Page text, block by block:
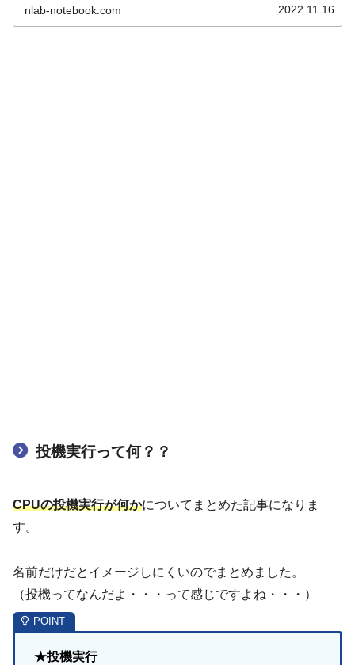
nlab-notebook.com 2022.11.16
投機実行って何？？
CPUの投機実行が何かについてまとめた記事になりま
す。
名前だけだとイメージしにくいのでまとめました。
（投機ってなんだよ・・・って感じですよね・・・）
★投機実行